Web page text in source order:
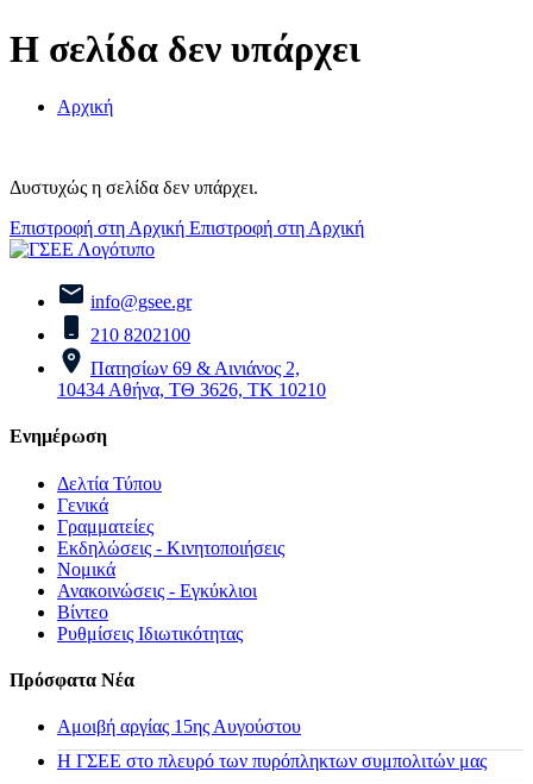
Η σελίδα δεν υπάρχει
Αρχική
Δυστυχώς η σελίδα δεν υπάρχει.
Επιστροφή στη Αρχική Επιστροφή στη Αρχική
info@gsee.gr
210 8202100
Πατησίων 69 & Αινιάνος 2,
10434 Αθήνα, ΤΘ 3626, ΤΚ 10210
Ενημέρωση
Δελτία Τύπου
Γενικά
Γραμματείες
Εκδηλώσεις - Κινητοποιήσεις
Νομικά
Ανακοινώσεις - Εγκύκλιοι
Βίντεο
Ρυθμίσεις Ιδιωτικότητας
Πρόσφατα Νέα
Αμοιβή αργίας 15ης Αυγούστου
H ΓΣΕΕ στο πλευρό των πυρόπληκτων συμπολιτών μας